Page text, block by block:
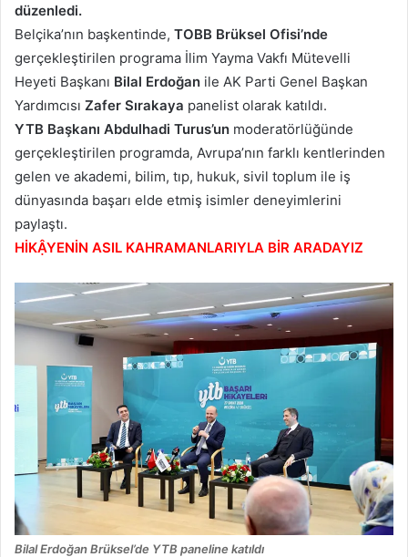
düzenledi.
Belçika’nın başkentinde, TOBB Brüksel Ofisi’nde
gerçekleştirilen programa İlim Yayma Vakfı Mütevelli
Heyeti Başkanı Bilal Erdoğan ile AK Parti Genel Başkan
Yardımcısı Zafer Sırakaya panelist olarak katıldı.
YTB Başkanı Abdulhadi Turus’un moderatörlüğünde
gerçekleştirilen programda, Avrupa’nın farklı kentlerinden
gelen ve akademi, bilim, tıp, hukuk, sivil toplum ile iş
dünyasında başarı elde etmiş isimler deneyimlerini
paylaştı.
HİKẬYENİN ASIL KAHRAMANLARIYLA BİR ARADAYIZ
Bilal Erdoğan Brüksel’de YTB paneline katıldı